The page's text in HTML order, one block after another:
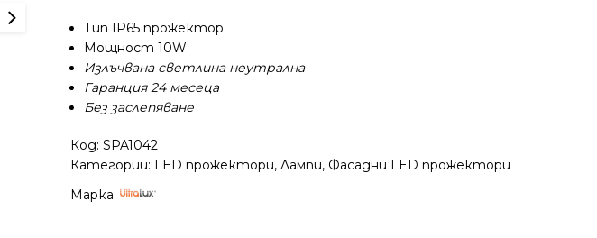
заслепяване
10W,
800lm,
4200K,
220V-
AC,
IP65,
Тип IP65 прожектор
Мощност 10W
Излъчвана светлина неутрална
Гаранция 24 месеца
Без заслепяване
Код: SPA1042
Категории: LED прожектори, Лампи, Фасадни LED прожектори
Марка: